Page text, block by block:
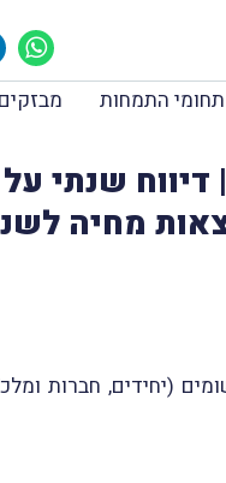
תחומי התמחות מבזקים
דחיית מועד הגשת הדו"ח השנתי
מחיה לשנת
(יחידים, חברות